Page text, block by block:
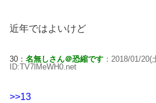
近年ではよいけど
30： 名無しさん＠恐縮です ：2018/01/
ID:TV7lMeWH0.net
>>13